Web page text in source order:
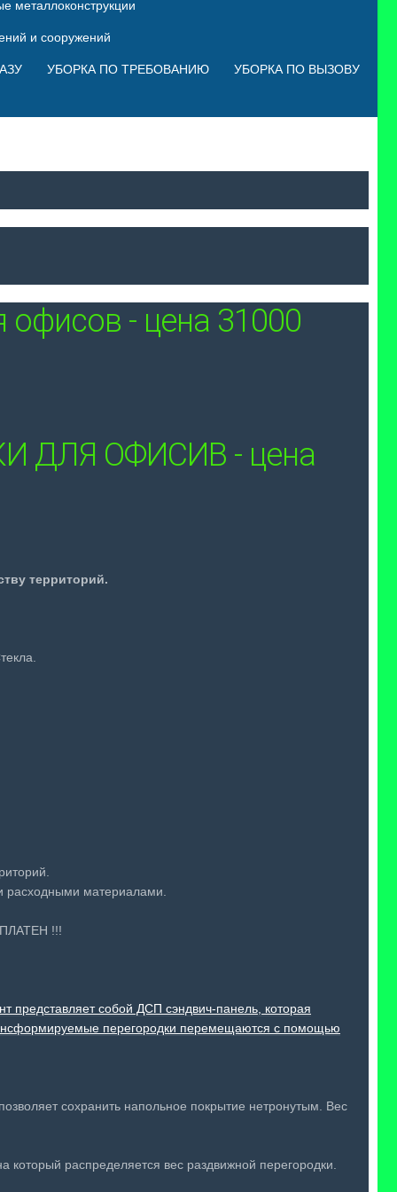
металлоконструкции
и сооружений
УБОРКА ПО ТРЕБОВАНИЮ УБОРКА ПО ВЫЗОВУ
- цена 31000
ДЛЯ ОФИСИВ - цена
территорий.
расходными материалами.
!!!
представляет собой ДСП сэндвич-панель, которая
перегородки перемещаются с помощью
сохранить напольное покрытие нетронутым. Вес
распределяется вес раздвижной перегородки.